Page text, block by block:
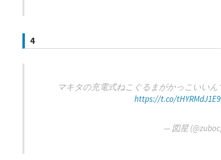
4
マキタの充電式ねこぐるまがかっこいい
https://t.co/tHYRMdJ1E9
— 図星